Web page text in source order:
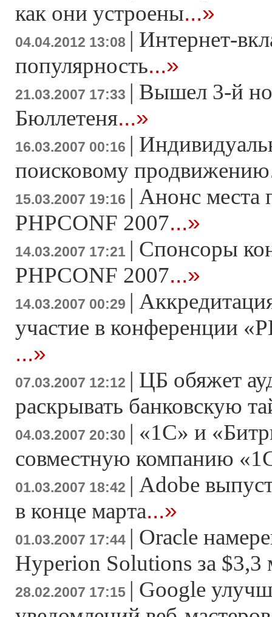
как они устроены...»
04.04.2012 13:08 | Интернет-
популярность...»
21.03.2007 17:33 | Вышел 3-й
Бюллетеня...»
16.03.2007 00:16 |
поисковому продвижению
15.03.2007 19:16 | Анонс места
PHPCONF 2007...»
14.03.2007 17:21 | Спонсоры
PHPCONF 2007...»
14.03.2007 00:29 |
участие в конференции
...»
07.03.2007 12:12 | ЦБ обяжет
раскрывать банковскую
04.03.2007 20:30 | «1С» и
совместную компанию
01.03.2007 18:42 | Adobe
в конце марта...»
01.03.2007 17:44 | Oracle
Hyperion Solutions за
28.02.2007 17:15 | Google